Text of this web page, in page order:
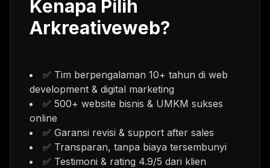
Kenapa Pilih
Arkreativeweb?
✅ Tim berpengalaman 10+ tahun di web
development & digital marketing
✅ 500+ website bisnis & UMKM sukses
online
✅ Garansi revisi & support after sales
✅ Transparan, tanpa biaya tersembunyi
✅ Testimoni & rating 4.9/5 dari klien